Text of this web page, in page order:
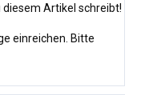
diesem Artikel schreibt!
einreichen. Bitte